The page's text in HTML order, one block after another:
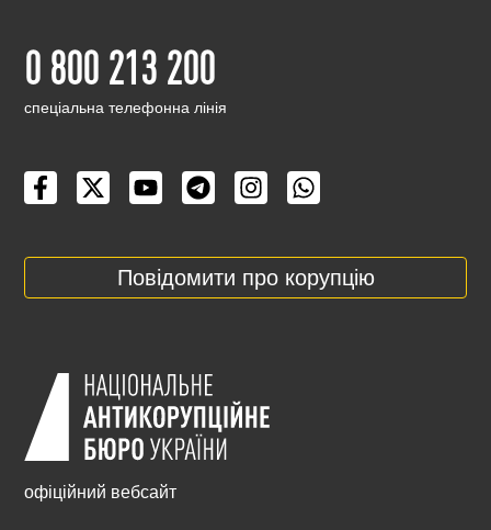
0 800 213 200
cпеціальна телефонна лінія
Повідомити про корупцію
офіційний вебсайт